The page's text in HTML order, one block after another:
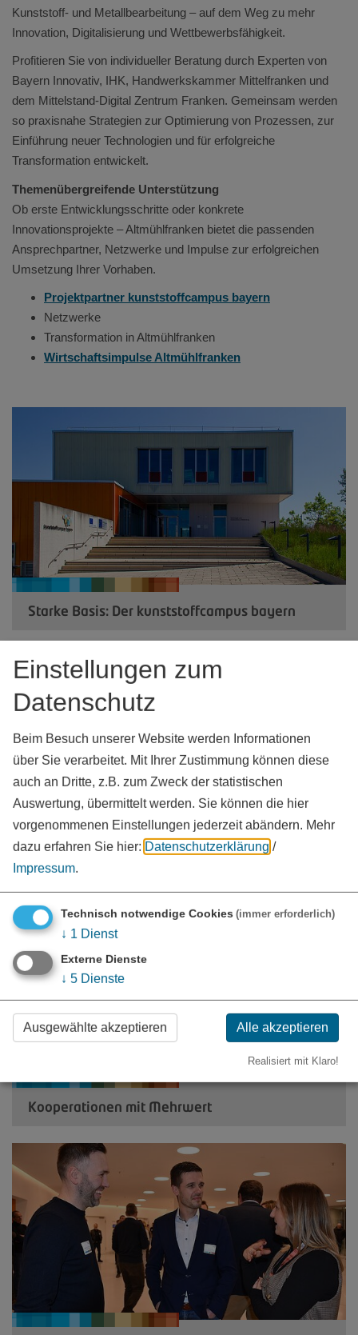
Kunststoff- und Metallbearbeitung – auf dem Weg zu mehr
Innovation, Digitalisierung und Wettbewerbsfähigkeit.
Profitieren Sie von individueller Beratung durch Experten von
Bayern Innovativ, IHK, Handwerkskammer Mittelfranken und
dem Mittelstand-Digital Zentrum Franken. Gemeinsam werden
so praxisnahe Strategien zur Optimierung von Prozessen, zur
Einführung neuer Technologien und für erfolgreiche
Transformation entwickelt.
Themenübergreifende Unterstützung
Ob erste Entwicklungsschritte oder konkrete
Innovationsprojekte – Altmühlfranken bietet die passenden
Ansprechpartner, Netzwerke und Impulse zur erfolgreichen
Umsetzung Ihrer Vorhaben.
Projektpartner kunststoffcampus bayern
Netzwerke
Transformation in Altmühlfranken
Wirtschaftsimpulse Altmühlfranken
Starke Basis: Der kunststoffcampus bayern
Wirtschaftsförderung als Impulsgeber und
Vernetzer
Kooperationen mit Mehrwert
Einstellungen zum
Datenschutz
Beim Besuch unserer Website werden Informationen
über Sie verarbeitet. Mit Ihrer Zustimmung können diese
auch an Dritte, z.B. zum Zweck der statistischen
Auswertung, übermittelt werden. Sie können die hier
vorgenommenen Einstellungen jederzeit abändern. Mehr
dazu erfahren Sie hier: Datenschutzerklärung /
Impressum.
Technisch notwendige Cookies (immer erforderlich)
↓ 1 Dienst
Externe Dienste
↓ 5 Dienste
Ausgewählte akzeptieren Alle akzeptieren
Realisiert mit Klaro!